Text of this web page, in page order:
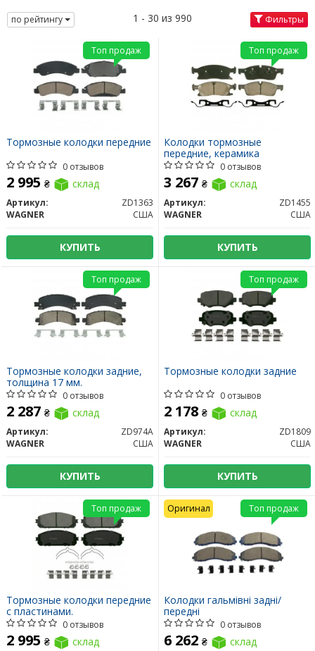
по рейтингу 1 - 30 из 990 Фильтры
Тормозные колодки передние
0 отзывов
2 995 ₴ склад
Артикул:
ZD1363
WAGNER
США
КУПИТЬ
Топ продаж
Колодки тормозные
передние, керамика
0 отзывов
3 267 ₴ склад
Артикул:
ZD1455
WAGNER
США
КУПИТЬ
Топ продаж
Тормозные колодки задние,
толщина 17 мм.
0 отзывов
2 287 ₴ склад
Артикул:
ZD974A
WAGNER
США
КУПИТЬ
Топ продаж
Тормозные колодки задние
0 отзывов
2 178 ₴ склад
Артикул:
ZD1809
WAGNER
США
КУПИТЬ
Топ продаж
Тормозные колодки передние
с пластинами.
0 отзывов
2 995 ₴ склад
Топ продаж
Колодки гальмівні задні/
передні
0 отзывов
6 262 ₴ склад
Топ продаж
Оригинал